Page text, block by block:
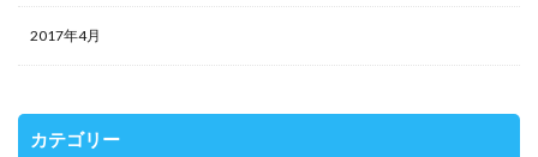
2017年4月
カテゴリー